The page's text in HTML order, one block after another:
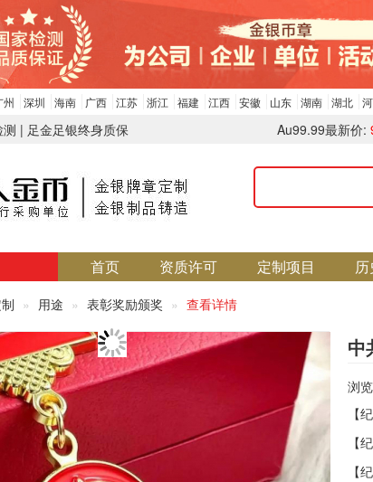
州 深圳 海南 广西 江苏 浙江 福建 江西 安徽 山东 湖南 湖北
| 足金足银终身质保 Au99.99最新价:
首页 资质许可 定制项目
用途 表彰奖励颁奖 查看详情
中
浏
【
【
【